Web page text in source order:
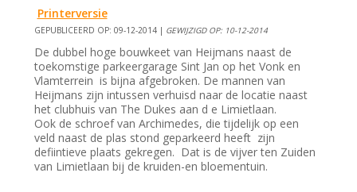
Printerversie
GEPUBLICEERD OP: 09-12-2014 | GEWIJZIGD OP: 10-12-2014
De dubbel hoge bouwkeet van Heijmans naast de
toekomstige parkeergarage Sint Jan op het Vonk en
Vlamterrein is bijna afgebroken. De mannen van
Heijmans zijn intussen verhuisd naar de locatie naast
het clubhuis van The Dukes aan d e Limietlaan.
Ook de schroef van Archimedes, die tijdelijk op een
veld naast de plas stond geparkeerd heeft zijn
defiintieve plaats gekregen. Dat is de vijver ten Zuiden
van Limietlaan bij de kruiden-en bloementuin.